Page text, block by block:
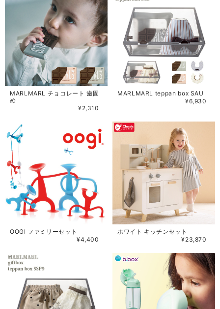
MARLMARL チョコレート 歯固
め
¥2,310
MARLMARL teppan box SAU
¥6,930
OOGI ファミリーセット
¥4,400
ホワイト キッチンセット
¥23,870